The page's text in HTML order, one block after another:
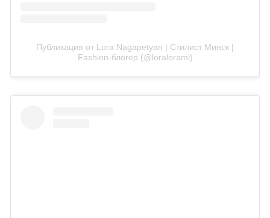
Публикация от Lora Nagapetyan | Стилист Минск |
Fashion-блогер (@loralorami)